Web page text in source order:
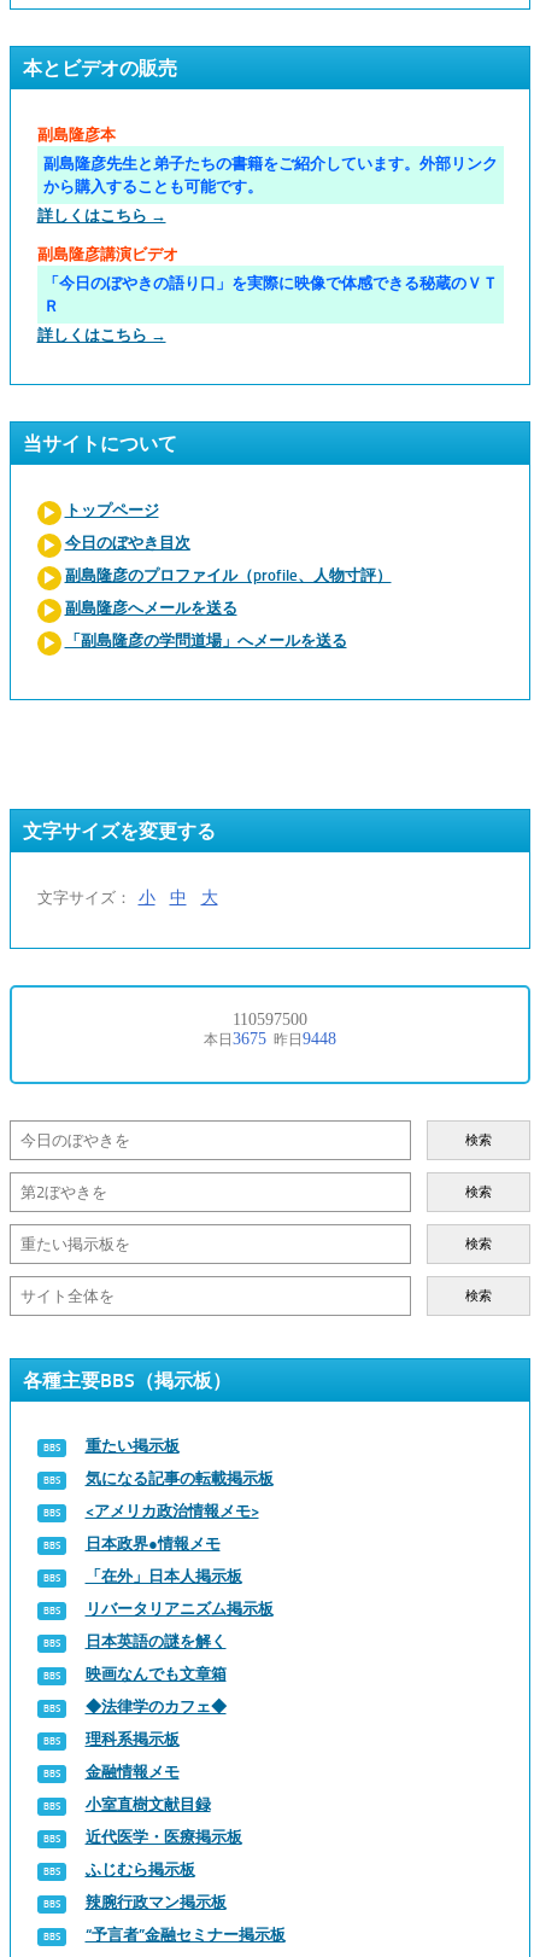
本とビデオの販売
副島隆彦本
副島隆彦先生と弟子たちの書籍をご紹介しています。外部リンク
から購入することも可能です。
詳しくはこちら →
副島隆彦講演ビデオ
「今日のぼやきの語り口」を実際に映像で体感できる秘蔵のＶＴ
Ｒ
詳しくはこちら →
当サイトについて
トップページ
今日のぼやき目次
副島隆彦のプロファイル（profile、人物寸評）
副島隆彦へメールを送る
「副島隆彦の学問道場」へメールを送る
文字サイズを変更する
文字サイズ： 小 中 大
検索
検索
検索
検索
各種主要BBS（掲示板）
重たい掲示板
気になる記事の転載掲示板
<アメリカ政治情報メモ>
日本政界●情報メモ
「在外」日本人掲示板
リバータリアニズム掲示板
日本英語の謎を解く
映画なんでも文章箱
◆法律学のカフェ◆
理科系掲示板
金融情報メモ
小室直樹文献目録
近代医学・医療掲示板
ふじむら掲示板
辣腕行政マン掲示板
“予言者”金融セミナー掲示板